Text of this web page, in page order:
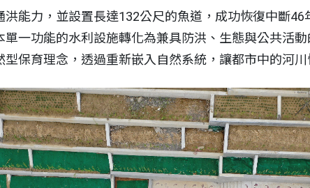
能力，並設置長達132公尺的魚道，成功恢復中斷
一功能的水利設施轉化為兼具防洪、生態與公共活
保育理念，透過重新嵌入自然系統，讓都市中的河川